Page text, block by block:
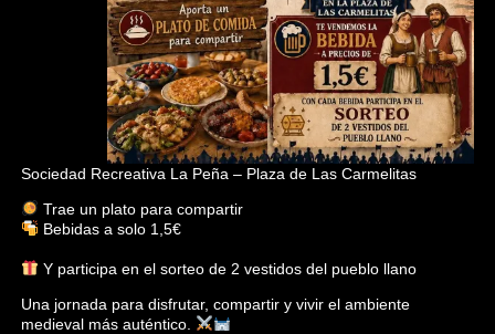
Sociedad Recreativa La Peña – Plaza de Las Carmelitas
Trae un plato para compartir
Bebidas a solo 1,5€
Y participa en el sorteo de 2 vestidos del pueblo llano
Una jornada para disfrutar, compartir y vivir el ambiente
medieval más auténtico.